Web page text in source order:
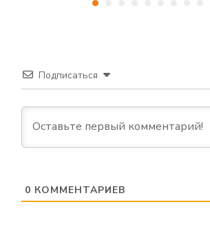
Подписаться
0 КОММЕНТАРИЕВ